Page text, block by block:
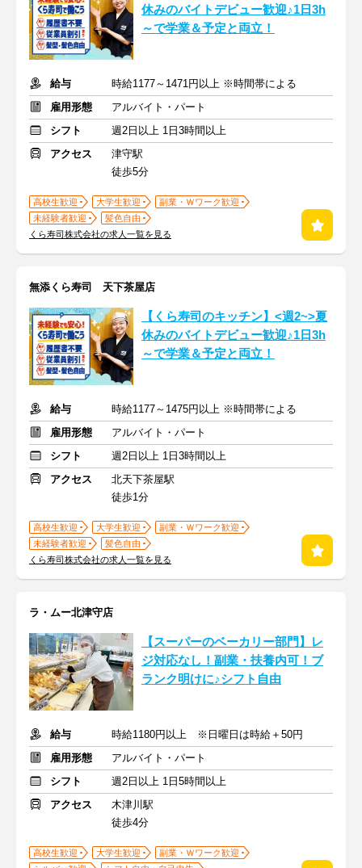
休みのバイトデビュー歓迎♪1日3h
～で学業＆予定と両立！
給与
時給1177～1471円以上 ※時間帯による
雇用形態
アルバイト・パート
シフト
週2日以上 1日3時間以上
アクセス
津守駅
徒歩5分
高校生歓迎 大学生歓迎
副業・Ｗワーク歓迎
未経験者歓迎
髪色自由
くら寿司株式会社の求人一覧を見る
無添くら寿司 天下茶屋店
【くら寿司のキッチン】<週2~>夏
休みのバイトデビュー歓迎♪1日3h
～で学業＆予定と両立！
給与
時給1177～1475円以上 ※時間帯による
雇用形態
アルバイト・パート
シフト
週2日以上 1日3時間以上
アクセス
北天下茶屋駅
徒歩1分
高校生歓迎 大学生歓迎
副業・Ｗワーク歓迎
未経験者歓迎
髪色自由
くら寿司株式会社の求人一覧を見る
ラ・ムー北津守店
【スーパーのベーカリー部門】レ
ジ対応なし！副業・扶養内可！ブ
ランク明けに♪シフト自由
給与
時給1180円以上 ※日曜日は時給＋50円
雇用形態
アルバイト・パート
シフト
週2日以上 1日5時間以上
アクセス
木津川駅
徒歩4分
高校生歓迎 大学生歓迎
副業・Ｗワーク歓迎